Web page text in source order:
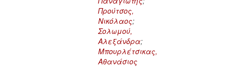
Προύτσος,
Νικόλαος;
Σολωμού,
Αλεξάνδρα;
Μπουρλέτσικας,
Αθανάσιος